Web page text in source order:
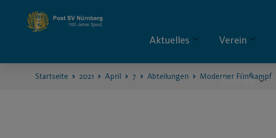
Aktuelles Verein
Specials
Startseite 2021 April 7 Abteilungen Moderner Fünfkampf